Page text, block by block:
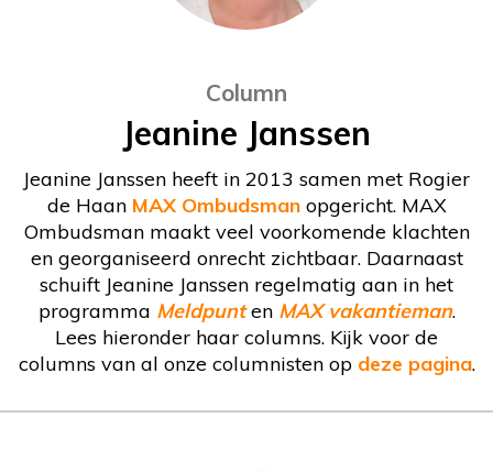
Column
Jeanine Janssen
Jeanine Janssen heeft in 2013 samen met Rogier
de Haan MAX Ombudsmanopgericht. MAX
Ombudsman maakt veel voorkomende klachten
en georganiseerd onrecht zichtbaar. Daarnaast
schuift Jeanine Janssen regelmatig aan in het
programma Meldpunten MAX vakantieman.
Lees hieronder haar columns. Kijk voor de
columns van al onze columnisten op deze pagina.